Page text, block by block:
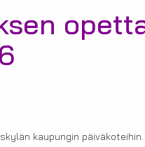
kaupungin